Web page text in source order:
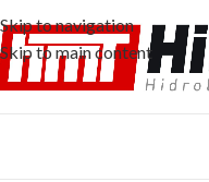
Skip to navigation
Skip to main content